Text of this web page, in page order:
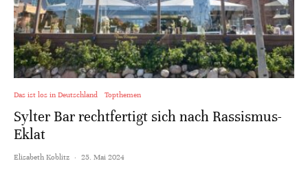
Das ist los in Deutschland Topthemen
Sylter Bar rechtfertigt sich nach Rassismus-
Eklat
Elisabeth Koblitz · 25. Mai 2024